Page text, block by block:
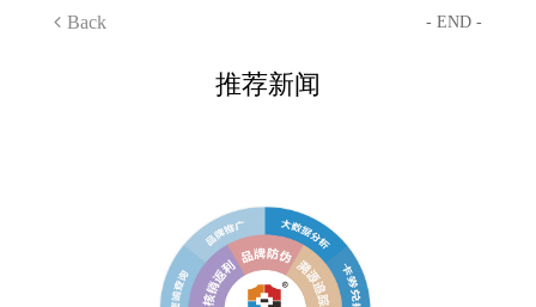
Back - END -
推荐新闻